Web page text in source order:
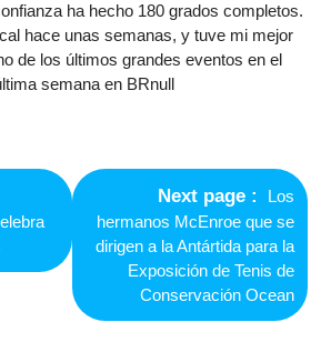
ha hecho 180 grados completos.
hace unas semanas, y tuve mi mejor
de los últimos grandes eventos en el
semana en BRnull
Next page
Next
post:
Los
hermanos McEnroe que se
dirigen a la Antártida para la
Exposición de Tenis de
Conservación Ocean